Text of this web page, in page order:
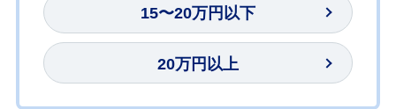
15〜20万円以下
20万円以上